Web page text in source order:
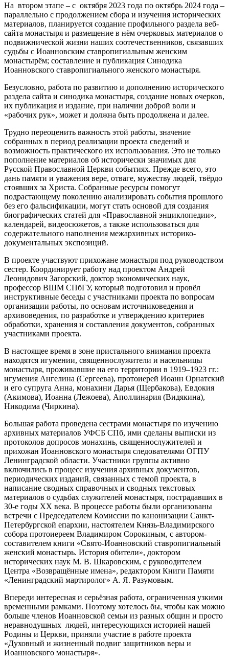
На втором этапе – с октября 2023 года по октябрь 2024 года –
параллельно с продолжением сбора и изучения исторических
материалов, планируется создание профильного раздела веб-
сайта монастыря и размещение в нём очерковых материалов о
подвижнической жизни наших соотечественников, связавших
судьбы с Иоанновским ставропигиальным женским
монастырём; составление и публикация Синодика
Иоанновского ставропигиального женского монастыря.
Безусловно, работа по развитию и дополнению исторического
раздела сайта и синодика монастыря, создание новых очерков,
их публикация и издание, при наличии доброй воли и
«рабочих рук», может и должна быть продолжена и далее.
Трудно переоценить важность этой работы, значение
собранных в период реализации проекта сведений и
возможность практического их использования. Это не только
пополнение материалов об исторически значимых для
Русской Православной Церкви событиях. Прежде всего, это
дань памяти и уважения вере, отваге, мужеству людей, твёрдо
стоявших за Христа. Собранные ресурсы помогут
подрастающему поколению анализировать события прошлого
без его фальсификации, могут стать основой для создания
биографических статей для «Православной энциклопедии»,
календарей, видеосюжетов, а также использоваться для
содержательного наполнения межархивных историко-
документальных экспозиций.
В проекте участвуют прихожане монастыря под руководством
сестер. Координирует работу над проектом Андрей
Леонидович Загорский, доктор экономических наук,
профессор ВШМ СПбГУ, который подготовил и провёл
инструктивные беседы с участниками проекта по вопросам
организации работы, по основам источниковедения и
архивоведения, по разработке и утверждению критериев
обработки, хранения и составления документов, собранных
участниками проекта.
В настоящее время в зоне пристального внимания проекта
находятся игумении, священнослужители и насельницы
монастыря, проживавшие на его территории в 1919–1923 гг.:
игумения Ангелина (Сергеева), протоиерей Иоанн Орнатский
и его супруга Анна, монахини Дарья (Щербакова), Евдокия
(Акимова), Иоанна (Лежоева), Аполлинария (Видякина),
Никодима (Чиркина).
Большая работа проведена сестрами монастыря по изучению
архивных материалов УФСБ СПб, ими сделаны выписки из
протоколов допросов монахинь, священнослужителей и
прихожан Иоанновского монастыря следователями ОГПУ
Ленинградской области. Участники группы активно
включились в процесс изучения архивных документов,
периодических изданий, связанных с темой проекта, в
написание сводных справочных и сводных текстовых
материалов о судьбах служителей монастыря, пострадавших в
30-е годы ХХ века. В процессе работы были организованы
встречи с Председателем Комиссии по канонизации Санкт-
Петербургской епархии, настоятелем Князь-Владимирского
собора протоиереем Владимиром Сорокиным, с автором-
составителем книги «Свято-Иоанновский ставропигиальный
женский монастырь. История обители», доктором
исторических наук М. В. Шкаровским, с руководителем
Центра «Возвращённые имена», редактором Книги Памяти
«Ленинградский мартиролог» А. Я. Разумовым.
Впереди интересная и серьёзная работа, ограниченная узкими
временными рамками. Поэтому хотелось бы, чтобы как можно
больше членов Иоанновской семьи из разных общин и просто
неравнодушных людей, интересующихся историей нашей
Родины и Церкви, приняли участие в работе проекта
«Духовный и жизненный подвиг защитников веры и
Иоанновского монастыря».